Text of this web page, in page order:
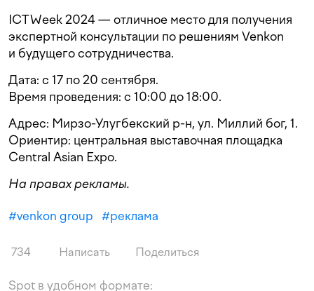
ICTWeek 2024 — отличное место для получения
экспертной консультации по решениям Venkon
и будущего сотрудничества.
Дата: c 17 по 20 сентября.
Время проведения: с 10:00 до 18:00.
Адрес: Мирзо-Улугбекский р-н, ул. Миллий бог, 1.
Ориентир: центральная выставочная площадка
Central Asian Expo.
На правах рекламы.
#venkon group #реклама
734 Написать Поделиться
Spot в удобном формате: